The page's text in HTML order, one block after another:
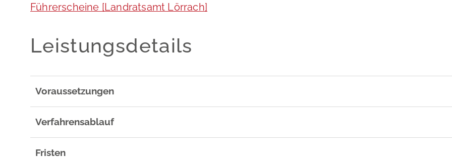
Führerscheine [Landratsamt Lörrach]
Leistungsdetails
Voraussetzungen
Verfahrensablauf
Fristen